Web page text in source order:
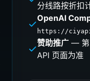
分线路按折扣
OpenAI
https://
赞助推广 — 第
API 页面为准